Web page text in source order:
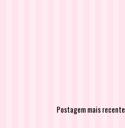
Postagem mais recente